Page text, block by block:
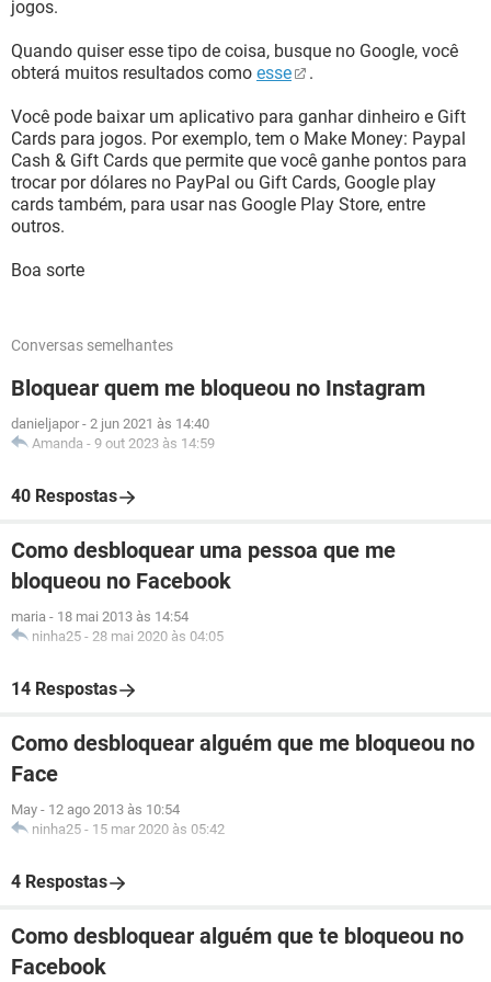
jogos.
Quando quiser esse tipo de coisa, busque no Google, você
obterá muitos resultados como esse .
Você pode baixar um aplicativo para ganhar dinheiro e Gift
Cards para jogos. Por exemplo, tem o Make Money: Paypal
Cash & Gift Cards que permite que você ganhe pontos para
trocar por dólares no PayPal ou Gift Cards, Google play
cards também, para usar nas Google Play Store, entre
outros.
Boa sorte
Conversas semelhantes
Bloquear quem me bloqueou no Instagram
danieljapor - 2 jun 2021 às 14:40
Amanda - 9 out 2023 às 14:59
40 Respostas
Como desbloquear uma pessoa que me
bloqueou no Facebook
maria - 18 mai 2013 às 14:54
ninha25 - 28 mai 2020 às 04:05
14 Respostas
Como desbloquear alguém que me bloqueou no
Face
May - 12 ago 2013 às 10:54
ninha25 - 15 mar 2020 às 05:42
4 Respostas
Como desbloquear alguém que te bloqueou no
Facebook